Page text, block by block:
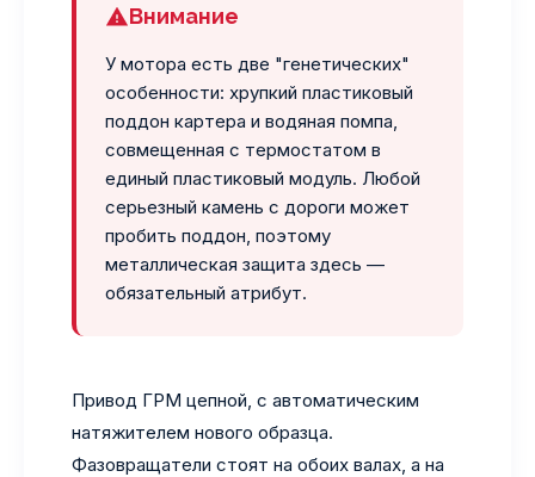
Внимание
У мотора есть две "генетических"
особенности: хрупкий пластиковый
поддон картера и водяная помпа,
совмещенная с термостатом в
единый пластиковый модуль. Любой
серьезный камень с дороги может
пробить поддон, поэтому
металлическая защита здесь —
обязательный атрибут.
Привод ГРМ цепной, с автоматическим
натяжителем нового образца.
Фазовращатели стоят на обоих валах, а на